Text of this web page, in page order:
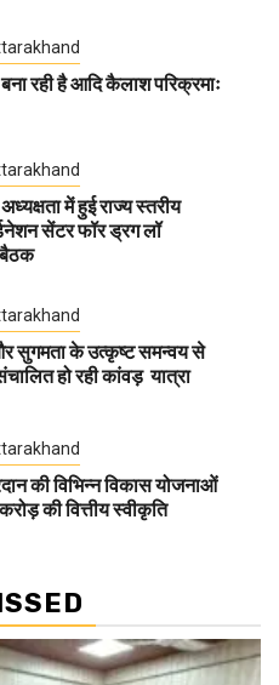
रही है आदि कैलाश परिक्रमाः
में हुई राज्य स्तरीय
सेंटर फॉर ड्रग लॉ
बैठक
सुगमता के उत्कृष्ट समन्वय से
हो रही कांवड़ यात्रा
की विभिन्न विकास योजनाओं
की वित्तीय स्वीकृति